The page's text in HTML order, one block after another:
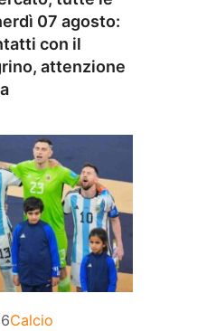
07 agosto:
con il
attenzione
Categorie
Calcio